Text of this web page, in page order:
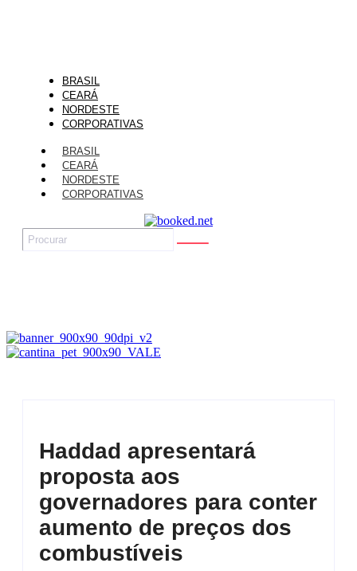
BRASIL
CEARÁ
NORDESTE
CORPORATIVAS
BRASIL
CEARÁ
NORDESTE
CORPORATIVAS
Haddad apresentará
proposta aos
governadores para conter
aumento de preços dos
combustíveis